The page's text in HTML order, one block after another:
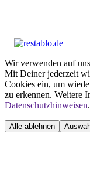
Wir verwenden auf
Mit Deiner jederzeit
Cookies ein, um
zu erkennen. Weitere
Datenschutzhinweisen.
Alle ablehnen